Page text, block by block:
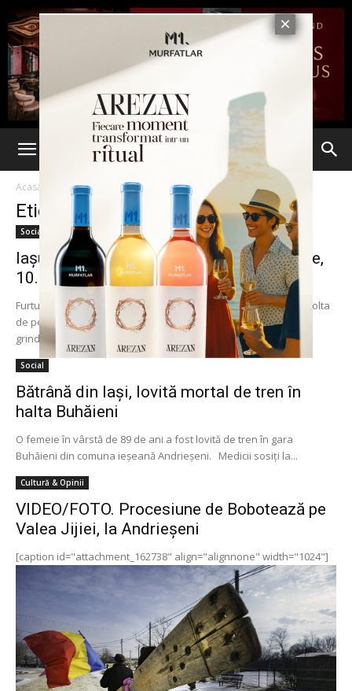
Acasă Etichete Andrieseni
Etichetă: Andrieseni
Social
Iașul după Potop: 552 de locuinţe avariate,
10.000 ha teren arabil...
Furtuna de sâmbătă noaptea a făcut prăpăd în județul Iași. Recolta
de pe aproape 10.000 de hectare de teren a fost distrusă de
grindină,...
Social
Bătrână din Iași, lovită mortal de tren în
halta Buhăieni
O femeie în vârstă de 89 de ani a fost lovită de tren în gara
Buhăieni din comuna ieșeană Andrieșeni. Medicii sosiţi la...
Cultură & Opinii
VIDEO/FOTO. Procesiune de Bobotează pe
Valea Jijiei, la Andrieşeni
[caption id="attachment_162738" align="alignnone" width="1024"]